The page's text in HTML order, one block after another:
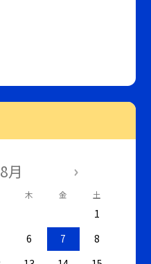
8月
木 金 土
1
6 7
8